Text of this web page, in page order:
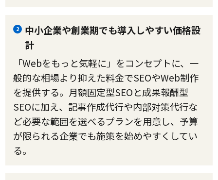
2
中小企業や創業期でも導入しやすい価格設
計
「Webをもっと気軽に」をコンセプトに、一
般的な相場より抑えた料金でSEOやWeb制作
を提供する。月額固定型SEOと成果報酬型
SEOに加え、記事作成代行や内部対策代行な
ど必要な範囲を選べるプランを用意し、予算
が限られる企業でも施策を始めやすくしてい
る。